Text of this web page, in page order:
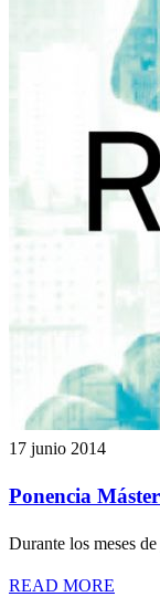
17 junio 2014
Ponencia
Durante los meses
READ MORE